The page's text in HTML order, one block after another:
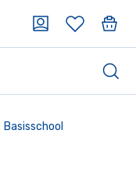
Basisschool